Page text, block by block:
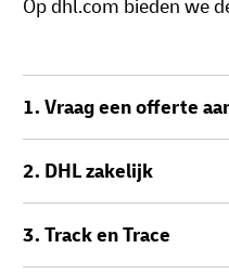
Op dhl.com bieden we
1. Vraag een offerte
2. DHL zakelijk
3. Track en Trace